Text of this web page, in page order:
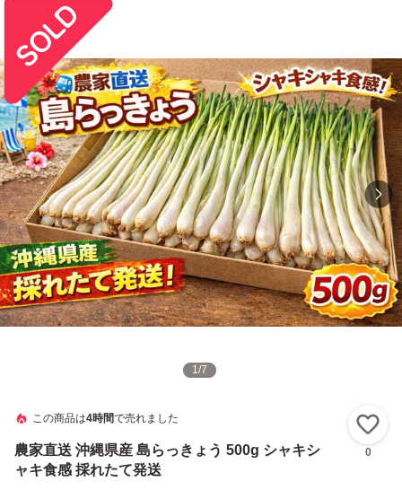
1/7
この商品は4時間で売れました
農家直送 沖縄県産 島らっきょう 500g シャキシ
ャキ食感 採れたて発送
0